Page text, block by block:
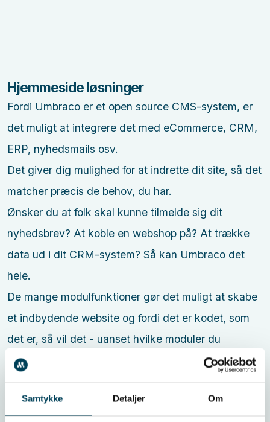
Samtykke Detaljer Om
Hjemmeside løsninger
Fordi Umbraco er et open source CMS-system, er
det muligt at integrere det med eCommerce, CRM,
ERP, nyhedsmails osv.
Det giver dig mulighed for at indrette dit site, så det
matcher præcis de behov, du har.
Ønsker du at folk skal kunne tilmelde sig dit
nyhedsbrev? At koble en webshop på? At trække
data ud i dit CRM-system? Så kan Umbraco det
hele.
De mange modulfunktioner gør det muligt at skabe
et indbydende website og fordi det er kodet, som
det er, så vil det - uanset hvilke moduler du
benytter på hver side - altid tilpasse sig forskellige
side ikke er responsiv.